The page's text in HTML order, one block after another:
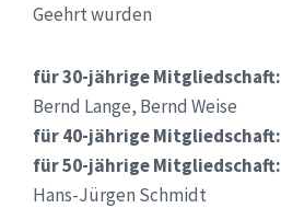
Geehrt wurden
für 30-jährige Mitgliedschaft:
Bernd Lange, Bernd Weise
für 40-jährige Mitgliedschaft:
für 50-jährige Mitgliedschaft:
Hans-Jürgen Schmidt